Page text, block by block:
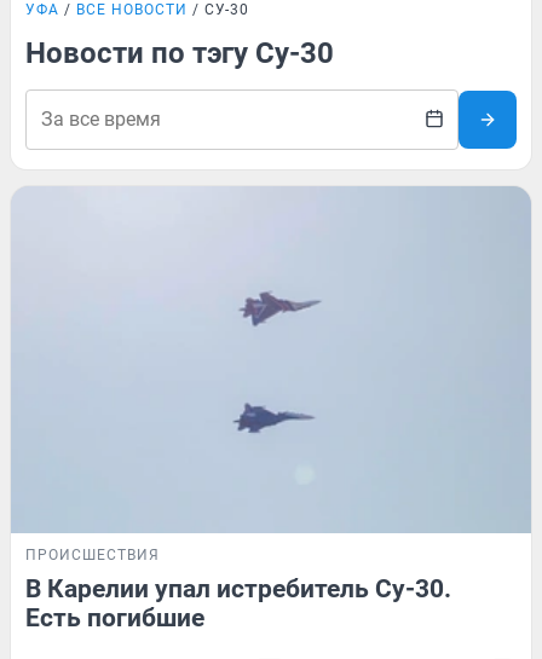
УФА ВСЕ НОВОСТИ СУ-30
Новости по тэгу Су-30
ПРОИСШЕСТВИЯ
В Карелии упал истребитель Су-30.
Есть погибшие